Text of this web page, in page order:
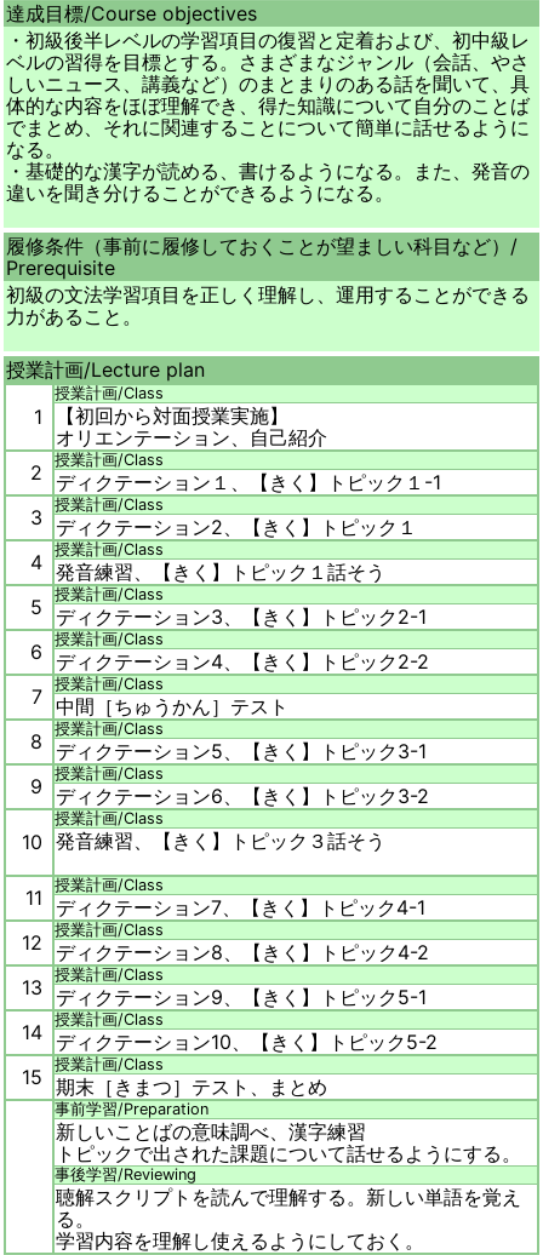
達成目標/Course objectives
・初級後半レベルの学習項目の復習と定着および、初中級レ
ベルの習得を目標とする。さまざまなジャンル（会話、やさ
しいニュース、講義など）のまとまりのある話を聞いて、具
体的な内容をほぼ理解でき、得た知識について自分のことば
でまとめ、それに関連することについて簡単に話せるように
なる。
・基礎的な漢字が読める、書けるようになる。また、発音の
違いを聞き分けることができるようになる。
履修条件（事前に履修しておくことが望ましい科目など）/
Prerequisite
初級の文法学習項目を正しく理解し、運用することができる
力があること。
授業計画/Lecture plan
1
授業計画/Class
【初回から対面授業実施】
オリエンテーション、自己紹介
2
授業計画/Class
ディクテーション１、【きく】トピック１-1
3
授業計画/Class
ディクテーション2、【きく】トピック１
4
授業計画/Class
発音練習、【きく】トピック１話そう
5
授業計画/Class
ディクテーション3、【きく】トピック2-1
6
授業計画/Class
ディクテーション4、【きく】トピック2-2
7
授業計画/Class
中間［ちゅうかん］テスト
8
授業計画/Class
ディクテーション5、【きく】トピック3-1
9
授業計画/Class
ディクテーション6、【きく】トピック3-2
10
授業計画/Class
発音練習、【きく】トピック３話そう
11
授業計画/Class
ディクテーション7、【きく】トピック4-1
12
授業計画/Class
ディクテーション8、【きく】トピック4-2
13
授業計画/Class
ディクテーション9、【きく】トピック5-1
14
授業計画/Class
ディクテーション10、【きく】トピック5-2
15
授業計画/Class
期末［きまつ］テスト、まとめ
事前学習/Preparation
新しいことばの意味調べ、漢字練習
トピックで出された課題について話せるようにする。
事後学習/Reviewing
聴解スクリプトを読んで理解する。新しい単語を覚え
る。
学習内容を理解し使えるようにしておく。